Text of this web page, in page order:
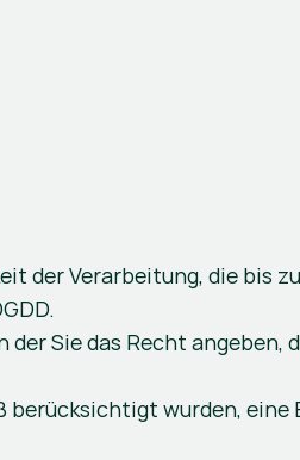
der Verarbeitung, die bis
Sie das Recht angeben,
berücksichtigt wurden, eine